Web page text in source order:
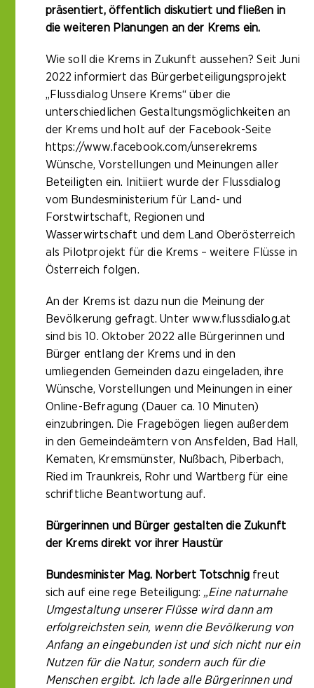
präsentiert, öffentlich diskutiert und fließen in
die weiteren Planungen an der Krems ein.
Wie soll die Krems in Zukunft aussehen? Seit Juni
2022 informiert das Bürgerbeteiligungsprojekt
„Flussdialog Unsere Krems“ über die
unterschiedlichen Gestaltungsmöglichkeiten an
der Krems und holt auf der Facebook-Seite
https://www.facebook.com/unserekrems
Wünsche, Vorstellungen und Meinungen aller
Beteiligten ein. Initiiert wurde der Flussdialog
vom Bundesministerium für Land- und
Forstwirtschaft, Regionen und
Wasserwirtschaft und dem Land Oberösterreich
als Pilotprojekt für die Krems – weitere Flüsse in
Österreich folgen.
An der Krems ist dazu nun die Meinung der
Bevölkerung gefragt. Unterwww.flussdialog.at
sind bis 10. Oktober 2022 alle Bürgerinnen und
Bürger entlang der Krems und in den
umliegenden Gemeinden dazu eingeladen, ihre
Wünsche, Vorstellungen und Meinungen in einer
Online-Befragung (Dauer ca. 10 Minuten)
einzubringen. Die Fragebögen liegen außerdem
in den Gemeindeämtern von Ansfelden, Bad Hall,
Kematen, Kremsmünster, Nußbach, Piberbach,
Ried im Traunkreis, Rohr und Wartberg für eine
schriftliche Beantwortung auf.
Bürgerinnen und Bürger gestalten die Zukunft
der Krems direkt vor ihrer Haustür
Bundesminister Mag. Norbert Totschnigfreut
sich auf eine rege Beteiligung: „Eine naturnahe
Umgestaltung unserer Flüsse wird dann am
erfolgreichsten sein, wenn die Bevölkerung von
Anfang an eingebunden ist und sich nicht nur ein
Nutzen für die Natur, sondern auch für die
Menschen ergibt. Ich lade alle Bürgerinnen und